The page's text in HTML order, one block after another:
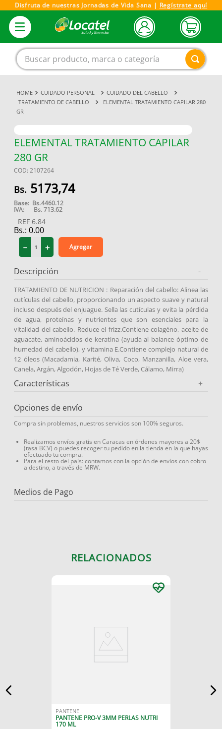
Disfruta de nuestras Jornadas de Vida Sana | Regístrate aquí
Buscar producto, marca o categoría
CUIDADO PERSONAL
CUIDADO DEL CABELLO
TRATAMIENTO DE CABELLO
ELEMENTAL TRATAMIENTO CAPILAR 280
GR
ELEMENTAL TRATAMIENTO CAPILAR
280 GR
COD: 2107264
5173,74
Base: Bs.4460.12
IVA: Bs.713.62
REF 6.84
Bs.: 0.00
＋
－ Agregar
Descripción -
TRATAMIENTO DE NUTRICION : Reparación del cabello: Alinea las
cutículas del cabello, proporcionando un aspecto suave y natural
incluso después del enjuague. Sella las cutículas y evita la pérdida
de agua, proteínas y nutrientes que son esenciales para la
vitalidad del cabello. Reduce el frizz.Contiene colagéno, aceite de
aguacate, aminoácidos de keratina (ayuda al balance óptimo de
humedad del cabello), y vitamina E.Contiene complejo natural de
12 óleos (Macadamia, Karité, Oliva, Coco, Manzanilla, Aloe vera,
Canela, Argán, Algodón, Hojas de Té Verde, Cálamo, Mirra)
Características +
Opciones de envío
Compra sin problemas, nuestros servicios son 100% seguros.
Realizamos envíos gratis en Caracas en órdenes mayores a 20$
(tasa BCV) o puedes recoger tu pedido en la tienda en la que hayas
efectuado tu compra.
Para el resto del país: contamos con la opción de envíos con cobro
a destino, a través de MRW.
Medios de Pago
RELACIONADOS
PANTENE
PANTENE PRO-V 3MM PERLAS NUTRI
170 ML
1.
magnesio
2.
4.
vitamina c
linezolid
7
champu
9.
medias compresión
protector solar